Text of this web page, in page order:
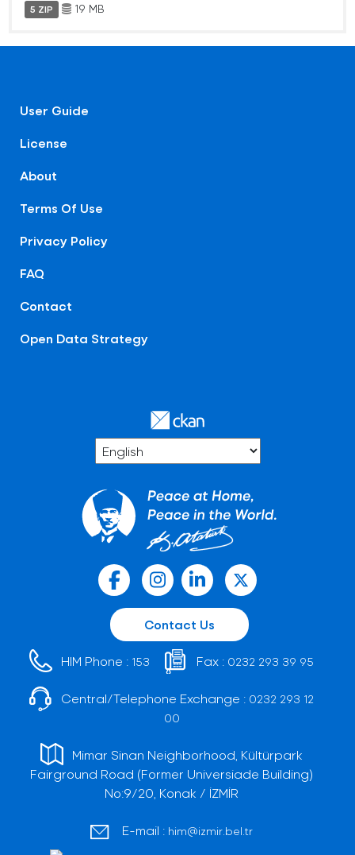
5 ZIP 19 MB
User Guide
License
About
Terms Of Use
Privacy Policy
FAQ
Contact
Open Data Strategy
Contact Us
HIM Phone : 153 Fax : 0232 293 39 95
Central/Telephone Exchange : 0232 293 12
00
Mimar Sinan Neighborhood, Kültürpark
Fairground Road (Former Universiade Building)
No:9/20, Konak / İZMİR
E-mail : him@izmir.bel.tr